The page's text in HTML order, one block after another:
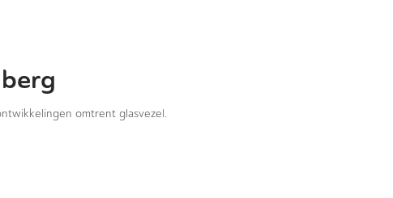
omtrent glasvezel.